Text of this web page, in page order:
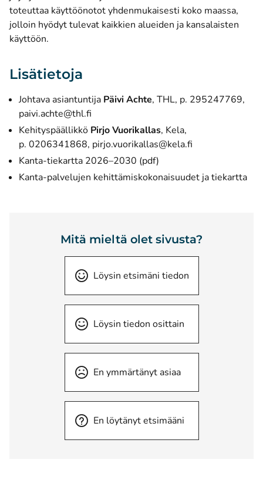
toteuttaa käyttöönotot yhdenmukaisesti koko maassa,
jolloin hyödyt tulevat kaikkien alueiden ja kansalaisten
käyttöön.
Lisätietoja
Johtava asiantuntija Päivi Achte, THL, p. 295247769,
paivi.achte@thl.fi
Kehityspäällikkö Pirjo Vuorikallas, Kela,
p. 0206341868, pirjo.vuorikallas@kela.fi
Kanta-tiekartta 2026–2030 (pdf)
Kanta-palvelujen kehittämiskokonaisuudet ja tiekartta
Mitä mieltä olet sivusta?
Löysin etsimäni tiedon
Löysin tiedon osittain
En ymmärtänyt asiaa
En löytänyt etsimääni